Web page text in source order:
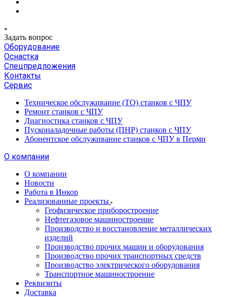
Задать вопрос
Оборудование
Оснастка
Спецпредложения
Контакты
Сервис
Техническое обслуживание (ТО) станков с ЧПУ
Ремонт станков с ЧПУ
Диагностика станков с ЧПУ
Пусконаладочные работы (ПНР) станков с ЧПУ
Абонентское обслуживание станков с ЧПУ в Перми
О компании
О компании
Новости
Работа в Инкор
Реализованные проекты
Геофизическое приборостроение
Нефтегазовое машиностроение
Производство и восстановление металлических
изделий
Производство прочих машин и оборудования
Производство прочих транспортных средств
Производство электрического оборудования
Транспортное машиностроение
Реквизиты
Доставка